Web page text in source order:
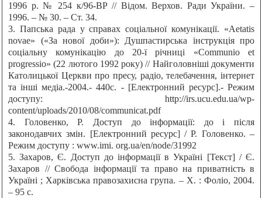
1996 р. № 254 к/96-ВР // Відом. Верхов. Ради України. –
1996. – № 30. – Ст. 34.
3. Папська рада у справах соціальної комунікації. «Aetatis
novae» («За нової доби»): Душпастирська інструкція про
соціальну комунікацію до 20-ї річниці «Communio et
progressio» (22 лютого 1992 року) // Найголовніші документи
Католицької Церкви про пресу, радіо, телебачення, інтернет
та інші медіа.-2004.- 440с. - [Електронний ресурс].- Режим
доступу: http://irs.ucu.edu.ua/wp-
content/uploads/2010/08/communicat.pdf
4. Головенко, Р. Доступ до інформації: до і після
законодавчих змін. [Електронний ресурс] / Р. Головенко. –
Режим доступу : www.imi. org.ua/en/node/31992
5. Захаров, Є. Доступ до інформації в Україні [Текст] / Є.
Захаров // Свобода інформації та право на приватність в
Україні ; Харківська правозахисна група. – Х. : Фоліо, 2004.
– 95 с.